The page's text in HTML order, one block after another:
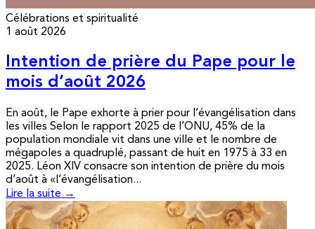
Célébrations et spiritualité
1 août 2026
Intention de prière du Pape pour le
mois d’août 2026
En août, le Pape exhorte à prier pour l’évangélisation dans
les villes Selon le rapport 2025 de l’ONU, 45% de la
population mondiale vit dans une ville et le nombre de
mégapoles a quadruplé, passant de huit en 1975 à 33 en
2025. Léon XIV consacre son intention de prière du mois
d’août à «l’évangélisation...
Lire la suite →